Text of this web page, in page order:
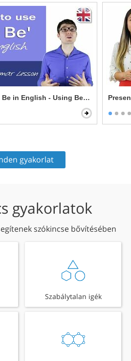
Be in English - Using Be in English
gyakorlat
gyakorlatok
szókincse bővítésében
Szabálytalan igék